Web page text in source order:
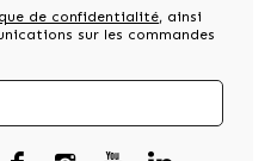
de confidentialité, ainsi
sur les commandes